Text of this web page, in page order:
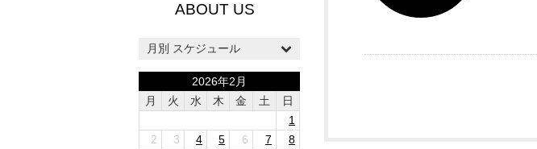
ABOUT US
月別 スケジュール
2026年2月
月
火 水 木 金 土
日
1
2
3 4 5 6 7
8